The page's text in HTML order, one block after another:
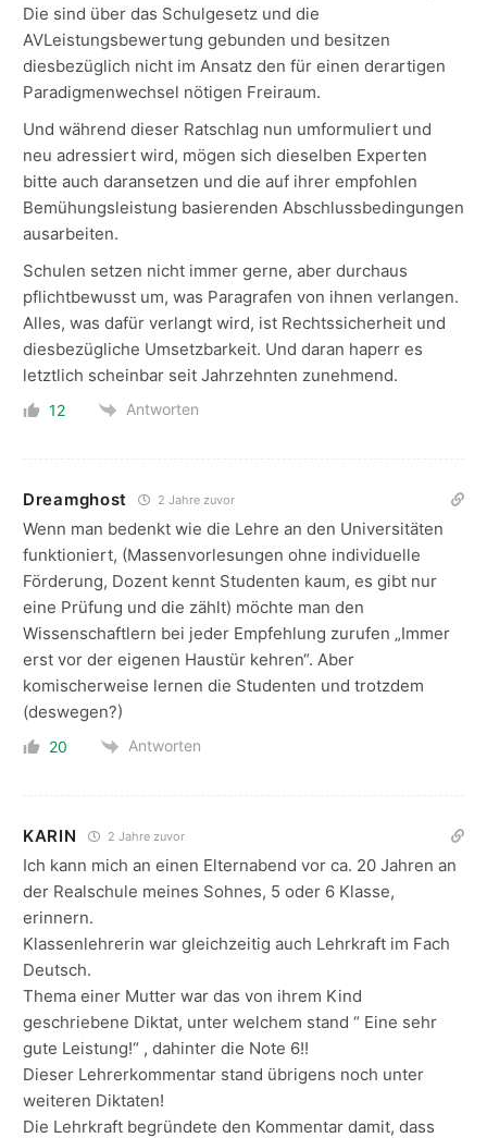
Die sind über das Schulgesetz und die
AVLeistungsbewertung gebunden und besitzen
diesbezüglich nicht im Ansatz den für einen derartigen
Paradigmenwechsel nötigen Freiraum.
Und während dieser Ratschlag nun umformuliert und
neu adressiert wird, mögen sich dieselben Experten
bitte auch daransetzen und die auf ihrer empfohlen
Bemühungsleistung basierenden Abschlussbedingungen
ausarbeiten.
Schulen setzen nicht immer gerne, aber durchaus
pflichtbewusst um, was Paragrafen von ihnen verlangen.
Alles, was dafür verlangt wird, ist Rechtssicherheit und
diesbezügliche Umsetzbarkeit. Und daran haperr es
letztlich scheinbar seit Jahrzehnten zunehmend.
12 Antworten
Dreamghost 2 Jahre zuvor
Wenn man bedenkt wie die Lehre an den Universitäten
funktioniert, (Massenvorlesungen ohne individuelle
Förderung, Dozent kennt Studenten kaum, es gibt nur
eine Prüfung und die zählt) möchte man den
Wissenschaftlern bei jeder Empfehlung zurufen „Immer
erst vor der eigenen Haustür kehren“. Aber
komischerweise lernen die Studenten und trotzdem
(deswegen?)
20 Antworten
KARIN 2 Jahre zuvor
Ich kann mich an einen Elternabend vor ca. 20 Jahren an
der Realschule meines Sohnes, 5 oder 6 Klasse,
erinnern.
Klassenlehrerin war gleichzeitig auch Lehrkraft im Fach
Deutsch.
Thema einer Mutter war das von ihrem Kind
geschriebene Diktat, unter welchem stand “ Eine sehr
gute Leistung!“ , dahinter die Note 6!!
Dieser Lehrerkommentar stand übrigens noch unter
weiteren Diktaten!
Die Lehrkraft begründete den Kommentar damit, dass